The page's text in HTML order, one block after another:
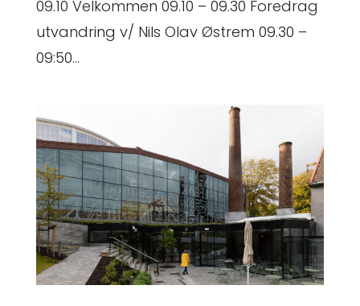
09.10 Velkommen 09.10 – 09.30 Foredrag
utvandring v/ Nils Olav Østrem 09.30 –
09:50...